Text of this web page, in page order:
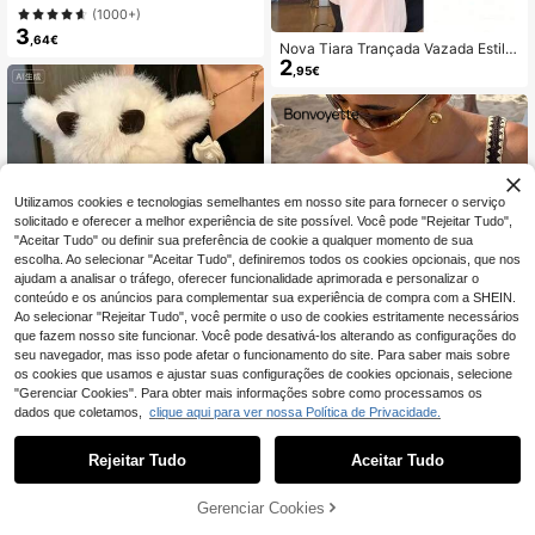
Tendências
ento de alimentos em PP, com tamp
a, colher e pega de silicone, taça de
pequeno-almoço, marmita, taça de
imentos à prova de fugas, para cas
a, escola, escritório, viagens, regres
so às aulas, piqueniques ao ar livre
(1000+)
3 ,64€
Brinquedo de Peluche Fofo de Vaca
das Terras Altas, Boneco de Peluch
e Macio e Fofo de Vaca Branca, Al
mofada de Peluche Kawaii de Beze
rro com Bochechas Rosadas, Prese
nte Perfeito para Raparigas, Crianç
as, Aniversário, Dia dos Namorados,
Decoração para Casa, Estético
#1 Mais Vendido em Poliéster Peluches e brinquedos de peluche para
14,73€ -1% 14,88€
Nova Tiara Trançada Vazada Estilo
Coreano, Elástico para Cabelo, Pres
ilha para Franja, Acessórios para Ca
belo, Acessórios para Cabelo Femin
ino, Ferramenta de Penteado, Produ
to de Beleza, Acessórios para Cabe
lo Encaracolado Feminino, Caracóis
sem Calor, Acessórios para Cabelo,
2 ,95€
castanho em malha jacquard com c
14 ,54€
Utilizamos cookies e tecnologias semelhantes em nosso site para fornecer o serviço
solicitado e oferecer a melhor experiência de site possível. Você pode "Rejeitar Tudo",
"Aceitar Tudo" ou definir sua preferência de cookie a qualquer momento de sua
escolha. Ao selecionar "Aceitar Tudo", definiremos todos os cookies opcionais, que nos
ajudam a analisar o tráfego, oferecer funcionalidade aprimorada e personalizar o
conteúdo e os anúncios para complementar sua experiência de compra com a SHEIN.
Ao selecionar "Rejeitar Tudo", você permite o uso de cookies estritamente necessários
que fazem nosso site funcionar. Você pode desativá-los alterando as configurações do
seu navegador, mas isso pode afetar o funcionamento do site. Para saber mais sobre
os cookies que usamos e ajustar suas configurações de cookies opcionais, selecione
"Gerenciar Cookies". Para obter mais informações sobre como processamos os
dados que coletamos, clique aqui para ver nossa Política de Privacidade.
Rejeitar Tudo Aceitar Tudo
Gerenciar Cookies